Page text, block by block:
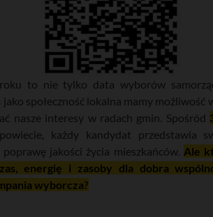
to nie tylko data wyborów
społeczność lokalna mamy możliwość
nasze interesy w radach gmin. Spośród
każdy kandydat przedstawia
jakości życia mieszkańców. Ale
energię i zasoby dla dobra
wyborcza?